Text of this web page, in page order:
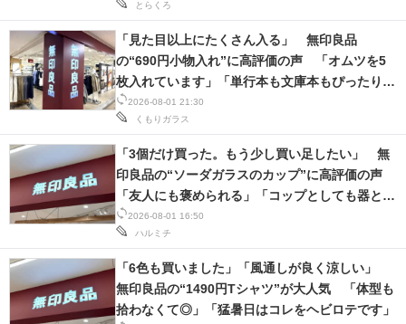
とらくろ
2026-08-01 21:30
くもりガラス
「見た目以上にたくさん入る」 無印良品
の“690円小物入れ”に高評価の声 「オムツを5
枚入れています」「単行本も文庫本もぴったり収
まり安心」
2026-08-01 16:50
ハルミチ
「3個だけ買った。もう少し買い足したい」 無
印良品の“ソーダガラスのカップ”に高評価の声
「友人にも褒められる」「コップとしても器とし
ても使えて重宝」
「6色も買いました」「風通しが良く涼しい」
無印良品の“1490円Tシャツ”が大人気 「体型も
拾わなくて◎」「猛暑日はコレをヘビロテです」